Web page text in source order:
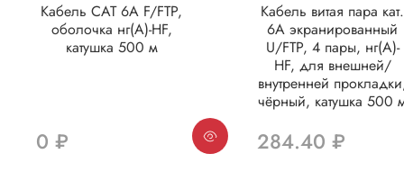
Кабель CAT 6A F/FTP,
оболочка нг(А)-HF,
катушка 500 м
0 ₽
Кабель витая пара кат.
6A экранированный
U/FTP, 4 пары, нг(А)-
HF, для внешней/
внутренней
чёрный, катушка 500
284.40 ₽